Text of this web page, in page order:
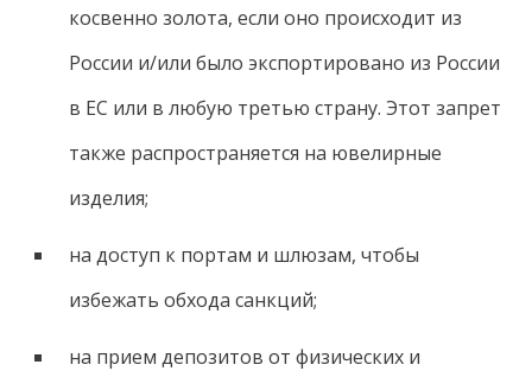
косвенно золота, если оно происходит из
России и/или было экспортировано из России
в ЕС или в любую третью страну. Этот запрет
также распространяется на ювелирные
изделия;
на доступ к портам и шлюзам, чтобы
избежать обхода санкций;
на прием депозитов от физических и